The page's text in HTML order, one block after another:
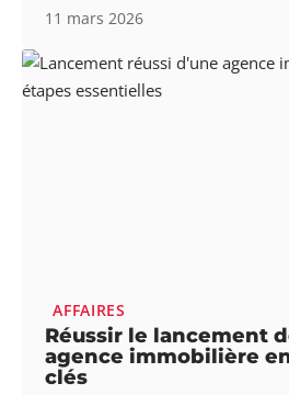
11 mars 2026
AFFAIRES
Réussir le lancement
agence immobilière
clés